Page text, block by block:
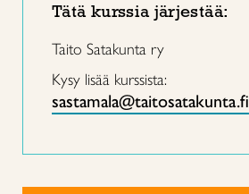
Tätä kurssia järjestää:
Taito Satakunta ry
Kysy lisää kurssista:
sastamala@taitosatakunta.fi